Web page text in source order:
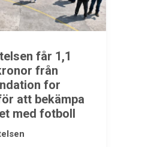
får 1,1
från
for
att bekämpa
med fotboll